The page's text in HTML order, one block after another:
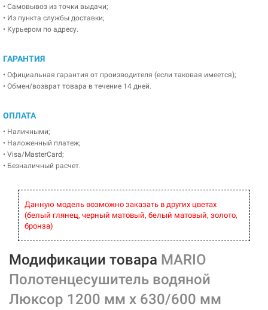
• Самовывоз из точки выдачи;
• Из пункта службы доставки;
• Курьером по адресу.
ГАРАНТИЯ
• Официальная гарантия от производителя (если таковая имеется);
• Обмен/возврат товара в течение 14 дней.
ОПЛАТА
• Наличными;
• Наложенный платеж;
• Visa/MasterCard;
• Безналичный расчет.
Данную модель возможно заказать в других цветах
(белый глянец, черный матовый, белый матовый, золото,
бронза)
Модификации товара MARIO
Полотенцесушитель водяной
Люксор 1200 мм x 630/600 мм